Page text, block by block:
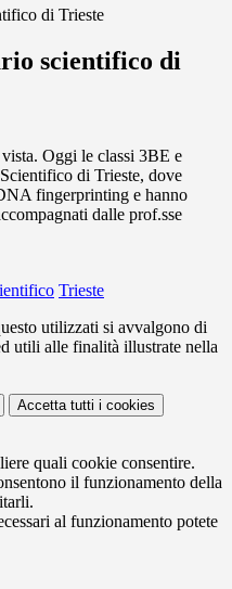
di Trieste
scientifico di
Oggi le classi 3BE e
di Trieste, dove
fingerprinting e hanno
dalle prof.sse
Trieste
utilizzati si avvalgono di
utili alle finalità illustrate nella
Accetta tutti i cookies
quali cookie consentire.
il funzionamento della
al funzionamento potete